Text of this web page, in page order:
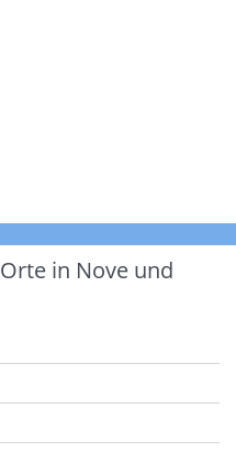
in Nove und